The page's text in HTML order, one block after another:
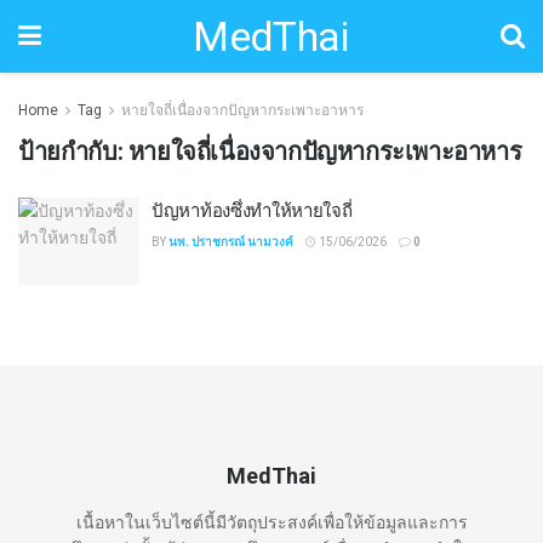
MedThai
Home Tag หายใจถี่เนื่องจากปัญหากระเพาะอาหาร
ป้ายกำกับ: หายใจถี่เนื่องจากปัญหากระเพาะอาหาร
ปัญหาท้องซึ่งทำให้หายใจถี่
BYนพ. ปราชกรณ์ นามวงค์ 15/06/2026 0
MedThai
เนื้อหาในเว็บไซต์นี้มีวัตถุประสงค์เพื่อให้ข้อมูลและการ